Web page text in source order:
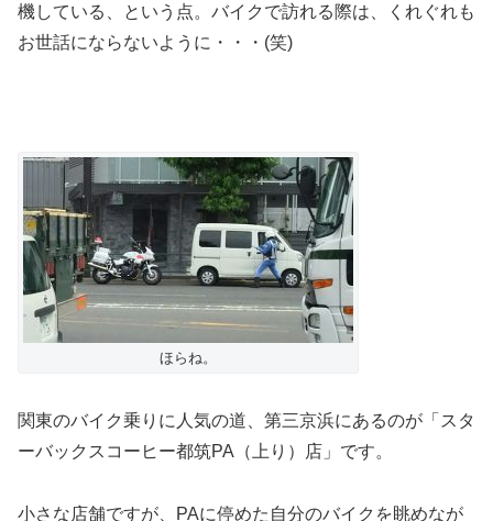
機している、という点。バイクで訪れる際は、くれぐれも
お世話にならないように・・・(笑)
ほらね。
関東のバイク乗りに人気の道、第三京浜にあるのが「スタ
ーバックスコーヒー都筑PA（上り）店」です。
小さな店舗ですが、PAに停めた自分のバイクを眺めなが